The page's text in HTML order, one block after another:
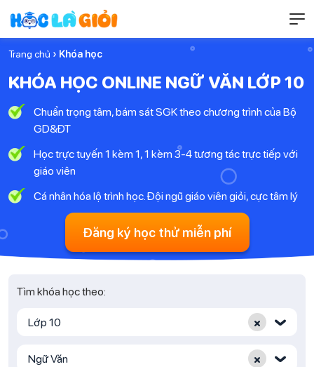
Trang chủ › Khóa học
KHÓA HỌC ONLINE NGỮ VĂN LỚP 10
Chuẩn trọng tâm, bám sát SGK theo chương trình của Bộ
GD&ĐT
Học trực tuyến 1 kèm 1, 1 kèm 3-4 tương tác trực tiếp với
giáo viên
Cá nhân hóa lộ trình học. Đội ngũ giáo viên giỏi, cực tâm lý
Đăng ký học thử miễn phí
Tìm khóa học theo:
Lớp 10 ×‹
Ngữ Văn ×‹